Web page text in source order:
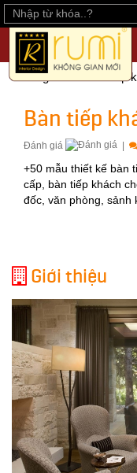
Trang chủ Bàn tiếp
Bàn tiếp
Đánh giá
+50 mẫu thiết kế bàn
cấp, bàn tiếp khách
đốc, văn phòng, sảnh
Giới thiệu